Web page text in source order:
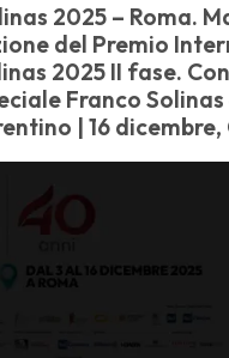
2025 – Roma.
del Premio
2025 II fase.
Franco
| 16